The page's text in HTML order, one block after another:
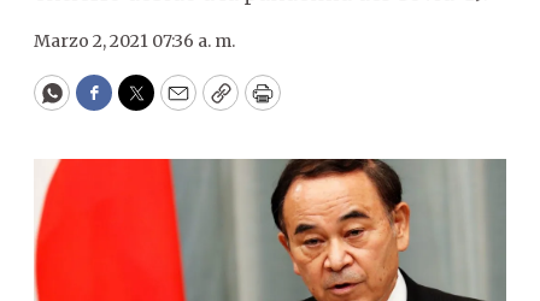
Marzo 2, 2021 07:36 a. m.
WhatsApp
Facebook
Twitter
EmailCopyPrint